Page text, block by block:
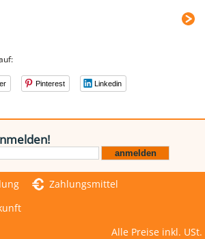
Pinterest Linkedin
Zahlungsmittel
Alle Preise inkl. USt.